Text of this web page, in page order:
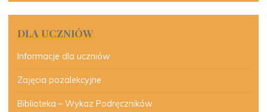
DLA UCZNIÓW
Informacje dla uczniów
Zajęcia pozalekcyjne
Biblioteka – Wykaz Podręczników